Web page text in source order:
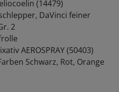
(14479)
DaVinci feiner
2
AEROSPRAY (50403)
Schwarz, Rot, Orange